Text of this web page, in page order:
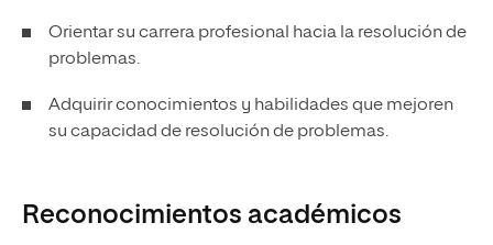
Orientar su carrera profesional hacia la resolución de
problemas.
Adquirir conocimientos y habilidades que mejoren
su capacidad de resolución de problemas.
Reconocimientos académicos